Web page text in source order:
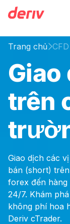
Trang chủCFD
Giao
trên
Giao dịch các
bán (short)
forex đến hàng
24/7. Khám
không phí hoa
Deriv cTrader.